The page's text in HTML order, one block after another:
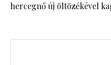
hercegnő új öltözékével